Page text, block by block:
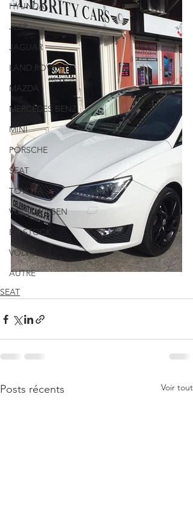
HYUNDAI
JEEP
JAGUAR
LAND ROVER
MAZDA
MERCEDES BENZ
MINI
PORSCHE
SEAT
TOYOTA
VOLSKWAGEN
EN STOCK
VOLVO
AUTRE
SEAT
Posts récents Voir tout